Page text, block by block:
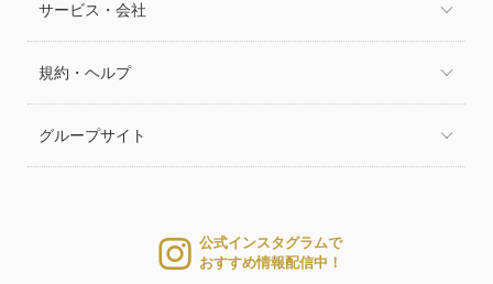
サービス・会社
規約・ヘルプ
グループサイト
公式インスタグラムで
おすすめ情報配信中！